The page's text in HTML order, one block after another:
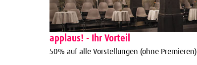
applaus! - Ihr Vorteil
50% auf alle Vorstellungen (ohne Premieren)